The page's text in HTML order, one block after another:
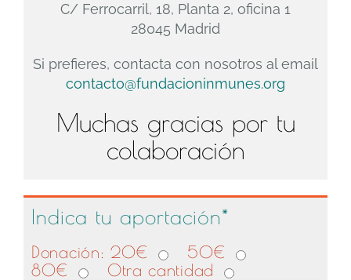
C/ Ferrocarril, 18, Planta 2, oficina 1
28045 Madrid
Si prefieres, contacta con nosotros al email
contacto@fundacioninmunes.org
Muchas gracias por tu
colaboración
Indica tu aportación*
Donación: 20€
50€
80€
Otra cantidad